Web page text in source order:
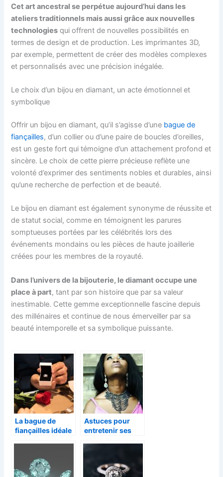
Cet art ancestral se perpétue aujourd’hui dans les
ateliers traditionnels mais aussi grâce aux nouvelles
technologies qui offrent de nouvelles possibilités en
termes de design et de production. Les imprimantes 3D,
par exemple, permettent de créer des modèles complexes
et personnalisés avec une précision inégalée.
Le choix d’un bijou en diamant, un acte émotionnel et
symbolique
Offrir un bijou en diamant, qu’il s’agisse d’une bague de
fiançailles, d’un collier ou d’une paire de boucles d’oreilles,
est un geste fort qui témoigne d’un attachement profond et
sincère. Le choix de cette pierre précieuse reflète une
volonté d’exprimer des sentiments nobles et durables, ainsi
qu’une recherche de perfection et de beauté.
Le bijou en diamant est également synonyme de réussite et
de statut social, comme en témoignent les parures
somptueuses portées par les célébrités lors des
événements mondains ou les pièces de haute joaillerie
créées pour les membres de la royauté.
Dans l’univers de la bijouterie, le diamant occupe une
place à part, tant par son histoire que par sa valeur
inestimable. Cette gemme exceptionnelle fascine depuis
des millénaires et continue de nous émerveiller par sa
beauté intemporelle et sa symbolique puissante.
La bague de
fiançailles idéale
Astuces pour
entretenir ses